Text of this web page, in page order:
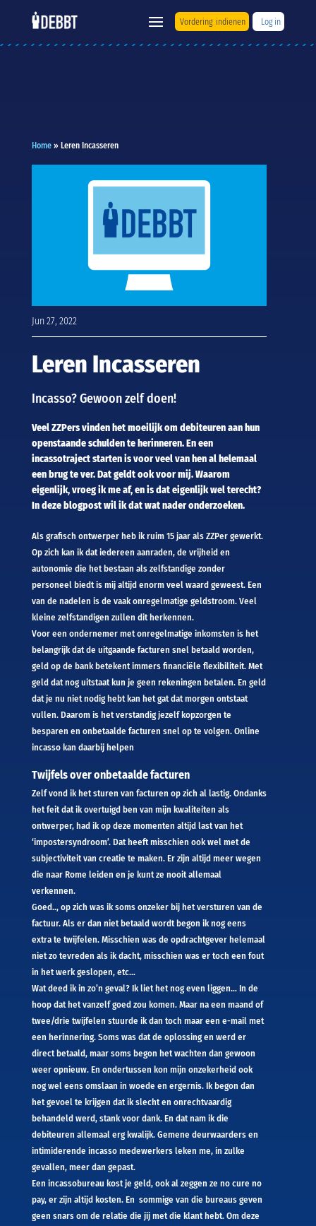
Vordering indienen Log in
Home» Leren Incasseren
Jun 27, 2022
Leren Incasseren
Incasso? Gewoon zelf doen!
Veel ZZPers vinden het moeilijk om debiteuren aan hun
openstaande schulden te herinneren. En een
incassotraject starten is voor veel van hen al helemaal
een brug te ver. Dat geldt ook voor mij. Waarom
eigenlijk, vroeg ik me af, en is dat eigenlijk wel terecht?
In deze blogpost wil ik dat wat nader onderzoeken.
Als grafisch ontwerper heb ik ruim 15 jaar als ZZPer gewerkt.
Op zich kan ik dat iedereen aanraden, de vrijheid en
autonomie die het bestaan als zelfstandige zonder
personeel biedt is mij altijd enorm veel waard geweest. Een
van de nadelen is de vaak onregelmatige geldstroom. Veel
kleine zelfstandigen zullen dit herkennen.
Voor een ondernemer met onregelmatige inkomsten is het
belangrijk dat de uitgaande facturen snel betaald worden,
geld op de bank betekent immers financiële flexibiliteit. Met
geld dat nog uitstaat kun je geen rekeningen betalen. En geld
dat je nu niet nodig hebt kan het gat dat morgen ontstaat
vullen. Daarom is het verstandig jezelf kopzorgen te
besparen en onbetaalde facturen snel op te volgen. Online
incasso kan daarbij helpen
Twijfels over onbetaalde facturen
Zelf vond ik het sturen van facturen op zich al lastig. Ondanks
het feit dat ik overtuigd ben van mijn kwaliteiten als
ontwerper, had ik op deze momenten altijd last van het
‘impostersyndroom’. Dat heeft misschien ook wel met de
subjectiviteit van creatie te maken. Er zijn altijd meer wegen
die naar Rome leiden en je kunt ze nooit allemaal
verkennen.
Goed.., op zich was ik soms onzeker bij het versturen van de
factuur. Als er dan niet betaald wordt begon ik nog eens
extra te twijfelen. Misschien was de opdrachtgever helemaal
niet zo tevreden als ik dacht, misschien was er toch een fout
in het werk geslopen, etc…
Wat deed ik in zo’n geval? Ik liet het nog even liggen… In de
hoop dat het vanzelf goed zou komen. Maar na een maand of
twee/drie twijfelen stuurde ik dan toch maar een e-mail met
een herinnering. Soms was dat de oplossing en werd er
direct betaald, maar soms begon het wachten dan gewoon
weer opnieuw. En ondertussen kon mijn onzekerheid ook
nog wel eens omslaan in woede en ergernis. Ik begon dan
het gevoel te krijgen dat ik slecht en onrechtvaardig
behandeld werd, stank voor dank. En dat nam ik die
debiteuren allemaal erg kwalijk. Gemene deurwaarders en
intimiderende incasso medewerkers leken me, in zulke
gevallen, meer dan gepast.
Een incassobureau kost je geld, ook al zeggen ze no cure no
pay, er zijn altijd kosten. En sommige van die bureaus geven
geen snars om de relatie die jij met die klant hebt. Om deze